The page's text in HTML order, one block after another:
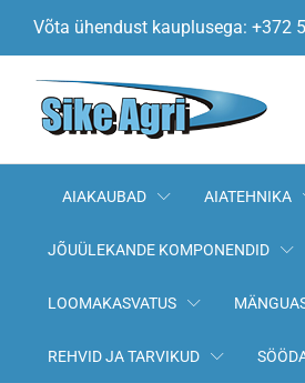
Võta ühendust kauplusega: +372
AIAKAUBAD AIATEHNIKA
JÕUÜLEKANDE KOMPONENDID
LOOMAKASVATUS
REHVID JA TARVIKUD
1 1/2"